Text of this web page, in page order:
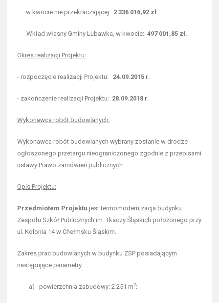
w kwocie nie przekraczającej: 2 336 016,92 zł
- Wkład własny Gminy Lubawka, w kwocie: 497 001,85 zł.
Okres realizacji Projektu:
- rozpoczęcie realizacji Projektu: 24.09.2015 r.
- zakończenie realizacji Projektu: 28.09.2018 r.
Wykonawca robót budowlanych:
Wykonawca robót budowlanych wybrany zostanie w drodze
ogłoszonego przetargu nieograniczonego zgodnie z przepisami
ustawy Prawo zamówień publicznych.
Opis Projektu:
Przedmiotem Projektu jest termomodernizacja budynku
Zespołu Szkół Publicznych im. Tkaczy Śląskich położonego przy
ul. Kolonia 14 w Chełmsku Śląskim.
Zakres prac budowlanych w budynku ZSP posiadającym
następujące parametry:
a) powierzchnia zabudowy: 2 251 m2;